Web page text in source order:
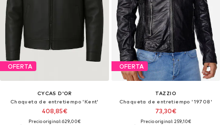
OFERTA
CYCAS D'OR
Chaqueta de entretiempo 'Kent'
408,85€
Precio original: 629,00€
OFERTA
TAZZIO
Chaqueta de entretiempo '19708'
73,30€
Precio original: 259,10€